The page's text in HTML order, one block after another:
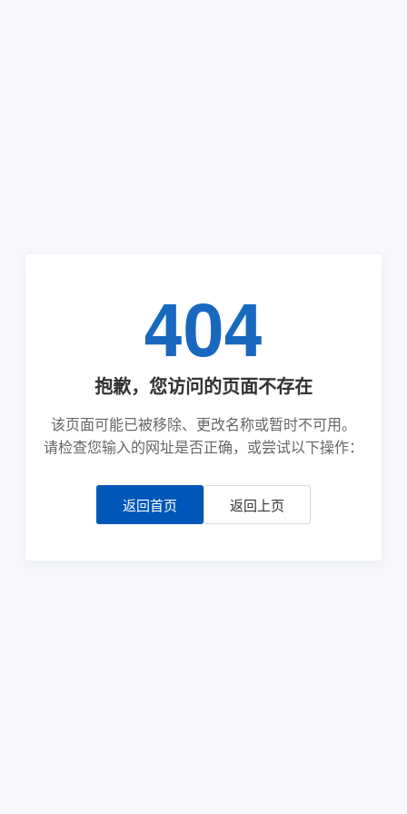
404
抱歉，您访问的页面不存在
该页面可能已被移除、更改名称或暂时不可用。
请检查您输入的网址是否正确，或尝试以下操作：
返回首页 返回上页